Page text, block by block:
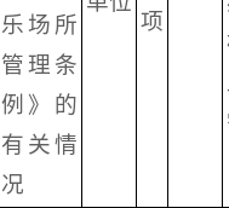
项
乐场所
管理条
例》的
有关情
况